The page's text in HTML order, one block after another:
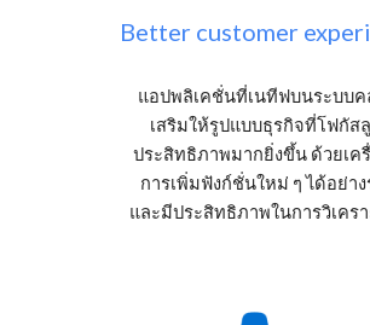
Better customer
แอปพลิเคชั่นที่เนทีฟบนระบบค
เสริมให้รูปแบบธุรกิจที่โฟกัส
ประสิทธิภาพมากยิ่งขึ้น ด้วยเค
การเพิ่มฟังก์ชั่นใหม่ ๆ ได้อย่าง
และมีประสิทธิภาพในการวิเคร